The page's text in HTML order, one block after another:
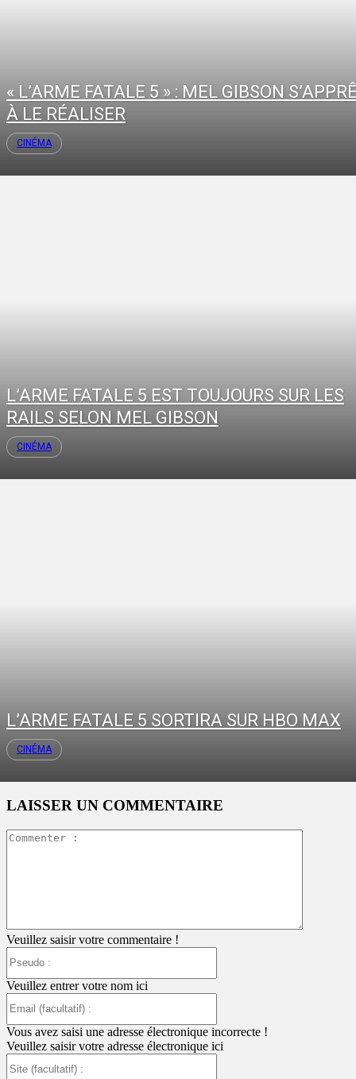
« L’ARME FATALE 5 » : MEL GIBSON
À LE RÉALISER
CINÉMA
L’ARME FATALE 5 EST TOUJOURS SUR LES
RAILS SELON MEL GIBSON
CINÉMA
L’ARME FATALE 5 SORTIRA SUR HBO MAX
CINÉMA
LAISSER UN COMMENTAIRE
Veuillez saisir votre commentaire !
Veuillez entrer votre nom ici
:
Vous avez saisi une adresse électronique incorrecte !
Veuillez saisir votre adresse électronique ici